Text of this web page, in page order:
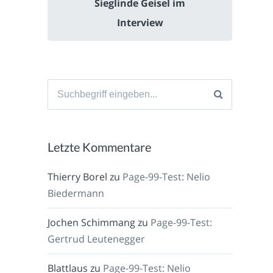
Sieglinde Geisel im
Interview
Suche
Letzte Kommentare
Thierry Borel zu Page-99-Test: Nelio
Biedermann
Jochen Schimmangzu Page-99-Test:
Gertrud Leutenegger
Blattlaus zu Page-99-Test: Nelio